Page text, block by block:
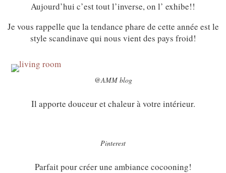
Aujourd’hui c’est tout l’inverse, on l’ exhibe!!
Je vous rappelle que la tendance phare de cette année est le
style scandinave qui nous vient des pays froid!
@AMM blog
Il apporte douceur et chaleur à votre intérieur.
Pinterest
Parfait pour créer une ambiance cocooning!